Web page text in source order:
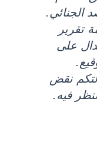
الجنائي.
تقرير
على
نقض
فيه.